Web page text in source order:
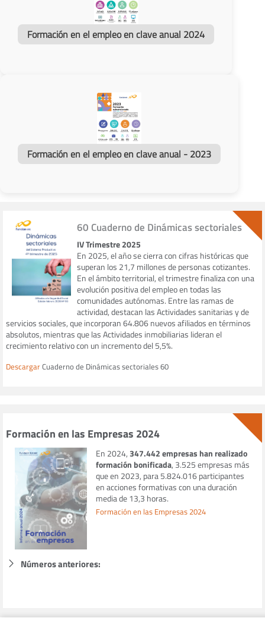
Formación en el empleo en clave anual 2024
Formación en el empleo en clave anual - 2023
60 Cuaderno de Dinámicas sectoriales
IV Trimestre 2025
En 2025, el año se cierra con cifras históricas que
superan los 21,7 millones de personas cotizantes.
En el ámbito territorial, el trimestre finaliza con una
evolución positiva del empleo en todas las
comunidades autónomas. Entre las ramas de
actividad, destacan las Actividades sanitarias y de
servicios sociales, que incorporan 64.806 nuevos afiliados en términos
absolutos, mientras que las Actividades inmobiliarias lideran el
crecimiento relativo con un incremento del 5,5%.
DescargarCuaderno de Dinámicas sectoriales 60
Formación en las Empresas 2024
En 2024, 347.442 empresas han realizado
formación bonificada, 3.525 empresas más
que en 2023, para 5.824.016 participantes
en acciones formativas con una duración
media de 13,3 horas.
Formación en las Empresas 2024
Números anteriores: